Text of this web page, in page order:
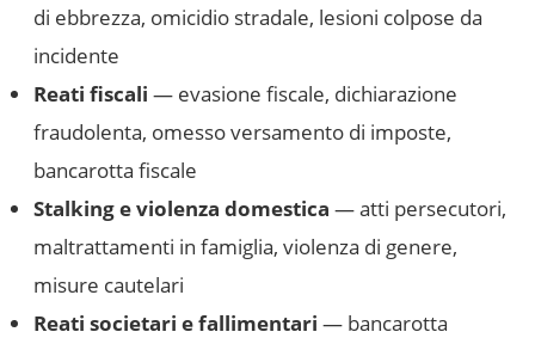
di ebbrezza, omicidio stradale, lesioni colpose da
incidente
Reati fiscali — evasione fiscale, dichiarazione
fraudolenta, omesso versamento di imposte,
bancarotta fiscale
Stalking e violenza domestica — atti persecutori,
maltrattamenti in famiglia, violenza di genere,
misure cautelari
Reati societari e fallimentari — bancarotta